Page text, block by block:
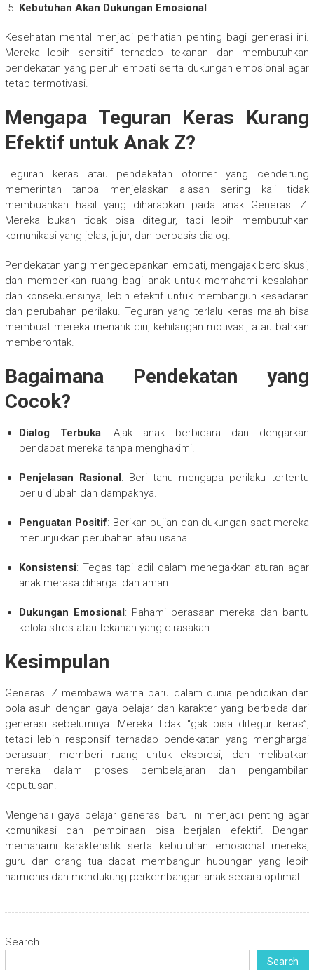
Kebutuhan Akan Dukungan Emosional
Kesehatan mental menjadi perhatian penting bagi generasi ini.
Mereka lebih sensitif terhadap tekanan dan membutuhkan
pendekatan yang penuh empati serta dukungan emosional agar
tetap termotivasi.
Mengapa Teguran Keras Kurang
Efektif untuk Anak Z?
Teguran keras atau pendekatan otoriter yang cenderung
memerintah tanpa menjelaskan alasan sering kali tidak
membuahkan hasil yang diharapkan pada anak Generasi Z.
Mereka bukan tidak bisa ditegur, tapi lebih membutuhkan
komunikasi yang jelas, jujur, dan berbasis dialog.
Pendekatan yang mengedepankan empati, mengajak berdiskusi,
dan memberikan ruang bagi anak untuk memahami kesalahan
dan konsekuensinya, lebih efektif untuk membangun kesadaran
dan perubahan perilaku. Teguran yang terlalu keras malah bisa
membuat mereka menarik diri, kehilangan motivasi, atau bahkan
memberontak.
Bagaimana Pendekatan yang
Cocok?
Dialog Terbuka: Ajak anak berbicara dan dengarkan
pendapat mereka tanpa menghakimi.
Penjelasan Rasional: Beri tahu mengapa perilaku tertentu
perlu diubah dan dampaknya.
Penguatan Positif: Berikan pujian dan dukungan saat mereka
menunjukkan perubahan atau usaha.
Konsistensi: Tegas tapi adil dalam menegakkan aturan agar
anak merasa dihargai dan aman.
Dukungan Emosional: Pahami perasaan mereka dan bantu
kelola stres atau tekanan yang dirasakan.
Kesimpulan
Generasi Z membawa warna baru dalam dunia pendidikan dan
pola asuh dengan gaya belajar dan karakter yang berbeda dari
generasi sebelumnya. Mereka tidak “gak bisa ditegur keras”,
tetapi lebih responsif terhadap pendekatan yang menghargai
perasaan, memberi ruang untuk ekspresi, dan melibatkan
mereka dalam proses pembelajaran dan pengambilan
keputusan.
Mengenali gaya belajar generasi baru ini menjadi penting agar
komunikasi dan pembinaan bisa berjalan efektif. Dengan
memahami karakteristik serta kebutuhan emosional mereka,
guru dan orang tua dapat membangun hubungan yang lebih
harmonis dan mendukung perkembangan anak secara optimal.
Search
Search